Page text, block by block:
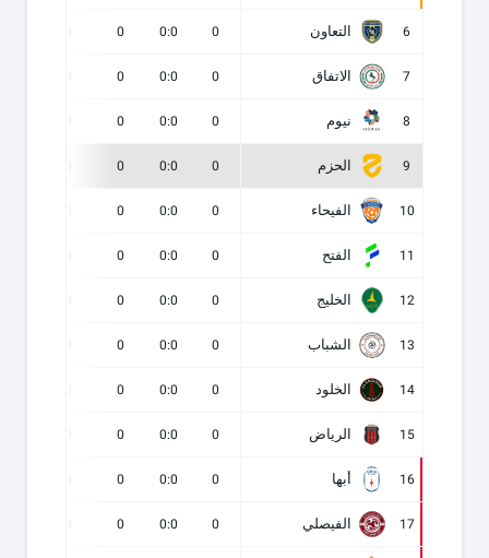
6 التعاون 0
0:0
0
7 الاتفاق 0
0:0
0
8 نيوم 0
0:0
0
9 الحزم 0
0:0
0
10 الفيحاء 0
0:0
0
11 الفتح 0
0:0
0
12 الخليج 0
0:0
0
13 الشباب 0
0:0
0
14 الخلود 0
0:0
0
15 الرياض 0
0:0
0
16 أبها 0
0:0
0
17 الفيصلي 0
0:0
0